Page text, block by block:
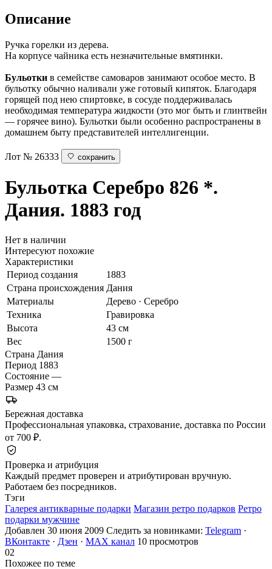
Описание
Ручка горелки из дерева.
На корпусе чайника есть незначительные вмятинки.
Бульотки в семействе самоваров занимают особое место. В
бульотку обычно наливали уже готовый кипяток. Благодаря
горящей под нею спиртовке, в сосуде поддерживалась
необходимая температура жидкости (это мог быть и глинтвейн
— горячее вино). Бульотки были особенно распространены в
домашнем быту представителей интеллигенции.
Лот № 26333 сохранить
Бульотка Серебро 826 *.
Дания. 1883 год
Нет в наличии
Интересуют похожие
Характеристики
Период создания
1883
Страна происхождения Дания
Материалы
Дерево · Серебро
Техника
Гравировка
Высота
43 см
Вес
1500 г
Страна Дания
Период 1883
Состояние —
Размер 43 см
Бережная доставка
Профессиональная упаковка, страхование, доставка по России
от 700 ₽.
Проверка и атрибуция
Каждый предмет проверен и атрибутирован вручную.
Работаем без посредников.
Тэги
Галерея антикварные подарки Магазин ретро подарков Ретро
подарки мужчине
Добавлен 30 июня 2009 Следить за новинками: Telegram ·
ВКонтакте · Дзен · MAX канал 10 просмотров
02
Похожее по теме